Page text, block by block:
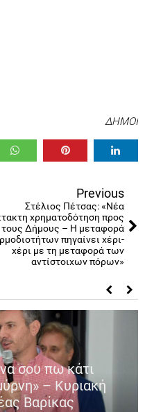
ΔΗΜΟΙ
Previous
Στέλιος Πέτσας: «Νέα
χρηματοδότηση προς
τους Δήμους – Η μεταφορά
πηγαίνει χέρι-
χέρι με τη μεταφορά των
αντίστοιχων πόρων»
σου πω κάτι
– Κυριακή
Βαρίκας